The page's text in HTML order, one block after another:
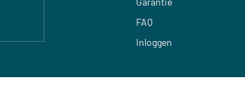
FAQ
Inloggen